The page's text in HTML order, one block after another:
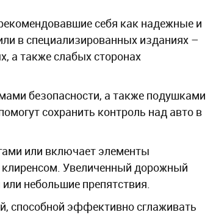
себя как надежные и
в специализированных изданиях –
а также слабых сторонах
безопасности, а также подушками
сохранить контроль над авто в
или включает элементы
Увеличенный дорожный
небольшие препятствия.
способной эффективно сглаживать